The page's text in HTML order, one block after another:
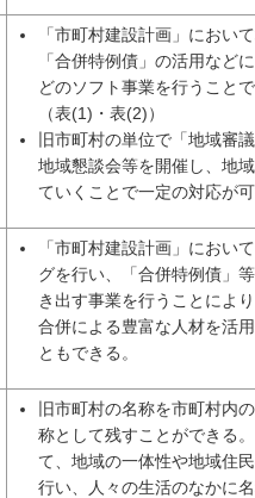
「市町村建設計画」におい
「合併特例債」の活用など
どのソフト事業を行うこと
（表(1)・表(2)）
旧市町村の単位で「地域審
地域懇談会等を開催し、地
ていくことで一定の対応が可
「市町村建設計画」におい
グを行い、「合併特例債」
き出す事業を行うことによ
合併による豊富な人材を活
ともできる。
旧市町村の名称を市町村内
称として残すことができる
て、地域の一体性や地域住
行い、人々の生活のなかに